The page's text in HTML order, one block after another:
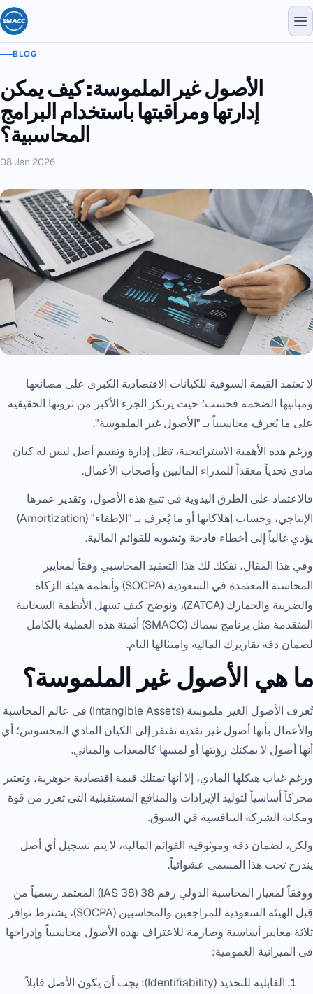
BLOG
الأصول غير الملموسة: كيف يمكن
إدارتها ومراقبتها باستخدام البرامج
المحاسبية؟
08 Jan 2026
لا تعتمد القيمة السوقية للكيانات الاقتصادية الكبرى على مصانعها
ومبانيها الضخمة فحسب؛ حيث يرتكز الجزء الأكبر من ثروتها الحقيقية
على ما يُعرف محاسبياً بـ "الأصول غير الملموسة".
ورغم هذه الأهمية الاستراتيجية، تظل إدارة وتقييم أصل ليس له كيان
مادي تحدياً معقداً للمدراء الماليين وأصحاب الأعمال.
فالاعتماد على الطرق اليدوية في تتبع هذه الأصول، وتقدير عمرها
الإنتاجي، وحساب إهلاكاتها أو ما يُعرف بـ "الإطفاء" (Amortization)
يؤدي غالباً إلى أخطاء فادحة وتشويه للقوائم المالية.
وفي هذا المقال، نفكك لك هذا التعقيد المحاسبي وفقاً لمعايير
المحاسبة المعتمدة في السعودية (SOCPA) وأنظمة هيئة الزكاة
والضريبة والجمارك (ZATCA)، ونوضح كيف تسهل الأنظمة السحابية
المتقدمة مثل برنامج سماك (SMACC) أتمتة هذه العملية بالكامل
لضمان دقة تقاريرك المالية وامتثالها التام.
ما هي الأصول غير الملموسة؟
تُعرف الأصول الغير ملموسة (Intangible Assets) في عالم المحاسبة
والأعمال بأنها أصول غير نقدية تفتقر إلى الكيان المادي المحسوس؛ أي
أنها أصول لا يمكنك رؤيتها أو لمسها كالمعدات والمباني.
ورغم غياب هيكلها المادي، إلا أنها تمتلك قيمة اقتصادية جوهرية، وتعتبر
محركاً أساسياً لتوليد الإيرادات والمنافع المستقبلية التي تعزز من قوة
ومكانة الشركة التنافسية في السوق.
ولكن، لضمان دقة وموثوقية القوائم المالية، لا يتم تسجيل أي أصل
يندرج تحت هذا المسمى عشوائياً.
ووفقاً لمعيار المحاسبة الدولي رقم 38 (IAS 38) المعتمد رسمياً من
قِبل الهيئة السعودية للمراجعين والمحاسبين (SOCPA)، يشترط توافر
ثلاثة معايير أساسية وصارمة للاعتراف بهذه الأصول محاسبياً وإدراجها
في الميزانية العمومية:
القابلية للتحديد (Identifiability): يجب أن يكون الأصل قابلاً